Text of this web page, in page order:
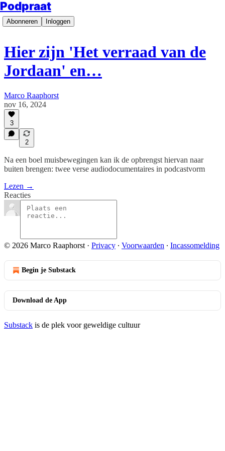
Podpraat
Abonneren Inloggen
Hier zijn 'Het verraad van de
Jordaan' en…
Marco Raaphorst
nov 16, 2024
3
2
Na een boel muisbewegingen kan ik de opbrengst hiervan naar
buiten brengen: twee verse audiodocumentaires in podcastvorm
Lezen →
Reacties
© 2026 Marco Raaphorst · Privacy ∙ Voorwaarden ∙ Incassomelding
Begin je Substack
Download de App
Substack is de plek voor geweldige cultuur